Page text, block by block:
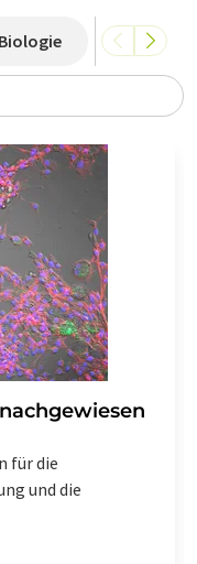
Biologie Medizin
für die
und die